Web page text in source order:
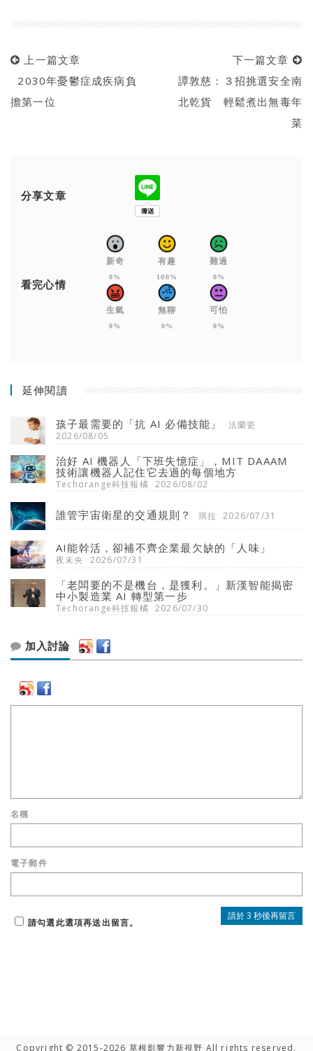
上一篇文章
2030年憂鬱症成疾病負
擔第一位
下一篇文章
譚敦慈：３招挑選安全南
北乾貨 輕鬆煮出無毒年
菜
分享文章
看完心情
新奇
0%
有趣
100%
難過
0%
生氣
0%
無聊
0%
可怕
0%
延伸閱讀
孩子最需要的「抗 AI 必備技能」
法蘭瓷
2026/08/05
治好 AI 機器人「下班失憶症」，MIT DAAAM
技術讓機器人記住它去過的每個地方
Techorange科技報橘 2026/08/02
誰管宇宙衛星的交通規則？ 琪拉 2026/07/31
AI能幹活，卻補不齊企業最欠缺的「人味」
夜未央 2026/07/31
「老闆要的不是機台，是獲利。」新漢智能揭密
中小製造業 AI 轉型第一步
Techorange科技報橘 2026/07/30
加入討論
名稱
電子郵件
請勾選此選項再送出留言。
Copyright © 2015-2026 草根影響力新視野 All rights reserved.